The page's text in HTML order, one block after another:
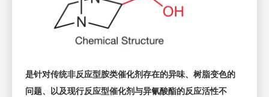
是针对传统非反应型胺类催化剂存在的异味、树脂变色的
问题、以及现行反应型催化剂与异氰酸酯的反应活性不